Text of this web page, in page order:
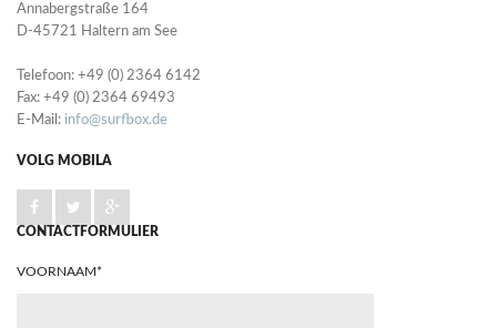
Annabergstraße 164
D-45721 Haltern am See
Telefoon: +49 (0) 2364 6142
Fax: +49 (0) 2364 69493
E-Mail: info@surfbox.de
VOLG MOBILA
CONTACTFORMULIER
VOORNAAM*